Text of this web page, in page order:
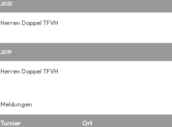
2022
Herren Doppel TFVH
2019
Herren Doppel TFVH
Meldungen
Turnier Ort